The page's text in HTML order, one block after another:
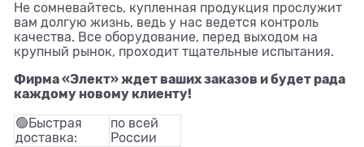
Не сомневайтесь, купленная продукция прослужит
вам долгую жизнь, ведь у нас ведется контроль
качества. Все оборудование, перед выходом на
крупный рынок, проходит тщательные испытания.
Фирма «Элект» ждет ваших заказов и будет рада
каждому новому клиенту!
🟢Быстрая
доставка:
по всей
России